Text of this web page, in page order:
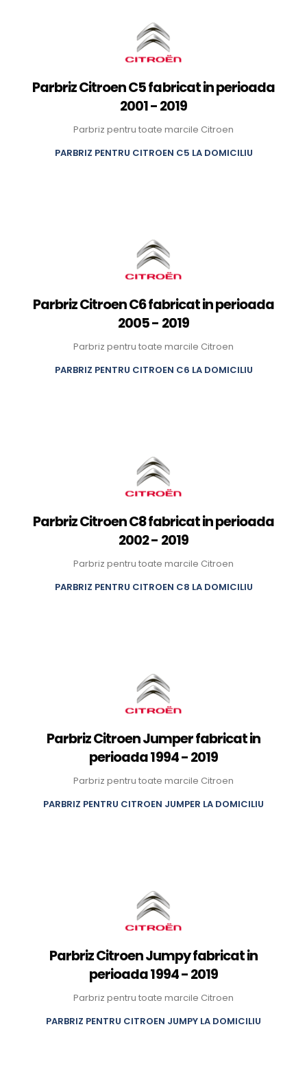
Parbriz Citroen C5 fabricat in perioada
2001 - 2019
Parbriz pentru toate marcile Citroen
PARBRIZ PENTRU CITROEN C5 LA DOMICILIU
Parbriz Citroen C6 fabricat in perioada
2005 - 2019
Parbriz pentru toate marcile Citroen
PARBRIZ PENTRU CITROEN C6 LA DOMICILIU
Parbriz Citroen C8 fabricat in perioada
2002 - 2019
Parbriz pentru toate marcile Citroen
PARBRIZ PENTRU CITROEN C8 LA DOMICILIU
Parbriz Citroen Jumper fabricat in
perioada 1994 - 2019
Parbriz pentru toate marcile Citroen
PARBRIZ PENTRU CITROEN JUMPER LA DOMICILIU
Parbriz Citroen Jumpy fabricat in
perioada 1994 - 2019
Parbriz pentru toate marcile Citroen
PARBRIZ PENTRU CITROEN JUMPY LA DOMICILIU